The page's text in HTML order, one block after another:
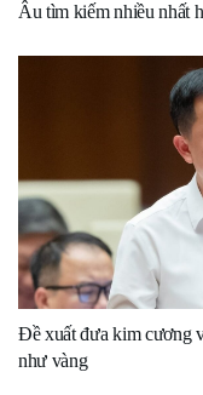
Âu tìm kiếm nhiều nhất
Đề xuất đưa kim cương
như vàng